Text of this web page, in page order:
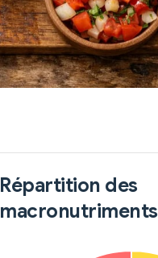
Répartition des
macronutriments